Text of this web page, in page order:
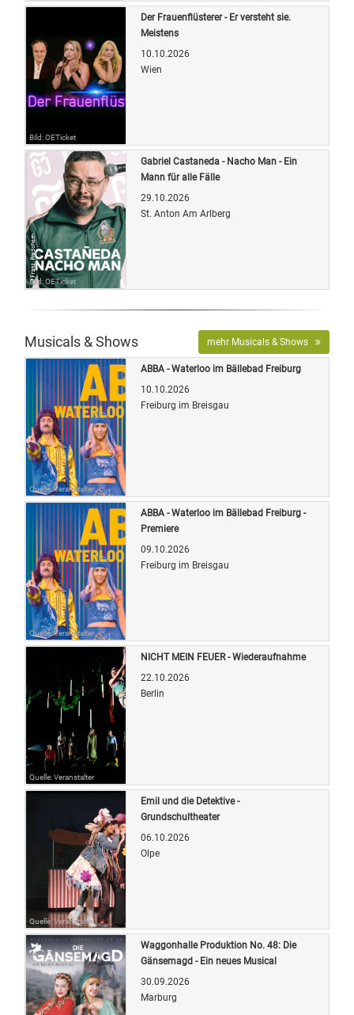
Bild: OETicket
Der Frauenflüsterer - Er versteht sie.
Meistens
10.10.2026
Wien
Bild: OETicket
Gabriel Castaneda - Nacho Man - Ein
Mann für alle Fälle
29.10.2026
St. Anton Am Arlberg
Musicals & Shows mehr Musicals & Shows
Quelle: Veranstalter
ABBA - Waterloo im Bällebad Freiburg
10.10.2026
Freiburg im Breisgau
Quelle: Veranstalter
ABBA - Waterloo im Bällebad Freiburg -
Premiere
09.10.2026
Freiburg im Breisgau
Quelle: Veranstalter
NICHT MEIN FEUER - Wiederaufnahme
22.10.2026
Berlin
Quelle: Veranstalter
Emil und die Detektive -
Grundschultheater
06.10.2026
Olpe
Waggonhalle Produktion No. 48: Die
Gänsemagd - Ein neues Musical
30.09.2026
Marburg